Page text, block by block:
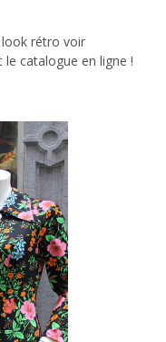
rétro voir
catalogue en ligne !